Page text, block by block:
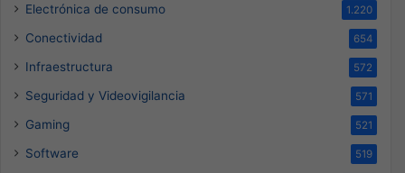
Electrónica de consumo 1.220
Conectividad 654
Infraestructura 572
Seguridad y Videovigilancia 571
Gaming 521
Software 519